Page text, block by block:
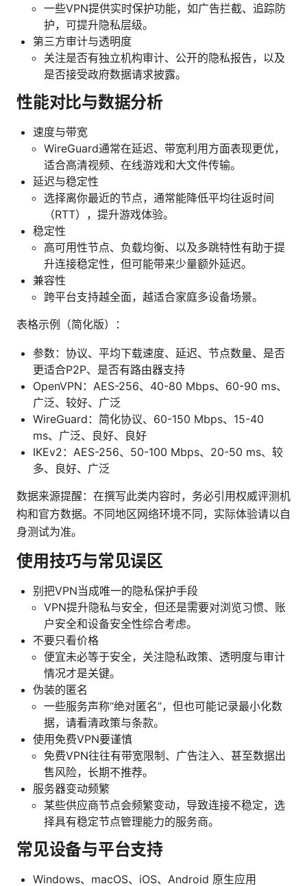
一些VPN提供实时保护功能，如广告拦截、追踪防
护，可提升隐私层级。
第三方审计与透明度
关注是否有独立机构审计、公开的隐私报告，以及
是否接受政府数据请求披露。
性能对比与数据分析
速度与带宽
WireGuard通常在延迟、带宽利用方面表现更优，
适合高清视频、在线游戏和大文件传输。
延迟与稳定性
选择离你最近的节点，通常能降低平均往返时间
（RTT），提升游戏体验。
稳定性
高可用性节点、负载均衡、以及多跳特性有助于提
升连接稳定性，但可能带来少量额外延迟。
兼容性
跨平台支持越全面，越适合家庭多设备场景。
表格示例（简化版）：
参数：协议、平均下载速度、延迟、节点数量、是否
更适合P2P、是否有路由器支持
OpenVPN：AES-256、40-80 Mbps、60-90 ms、
广泛、较好、广泛
WireGuard：简化协议、60-150 Mbps、15-40
ms、广泛、良好、良好
IKEv2：AES-256、50-100 Mbps、20-50 ms、较
多、良好、广泛
数据来源提醒：在撰写此类内容时，务必引用权威评测机
构和官方数据。不同地区网络环境不同，实际体验请以自
身测试为准。
使用技巧与常见误区
别把VPN当成唯一的隐私保护手段
VPN提升隐私与安全，但还是需要对浏览习惯、账
户安全和设备安全性综合考虑。
不要只看价格
便宜未必等于安全，关注隐私政策、透明度与审计
情况才是关键。
伪装的匿名
一些服务声称“绝对匿名”，但也可能记录最小化数
据，请看清政策与条款。
使用免费VPN要谨慎
免费VPN往往有带宽限制、广告注入、甚至数据出
售风险，长期不推荐。
服务器变动频繁
某些供应商节点会频繁变动，导致连接不稳定，选
择具有稳定节点管理能力的服务商。
常见设备与平台支持
Windows、macOS、iOS、Android 原生应用